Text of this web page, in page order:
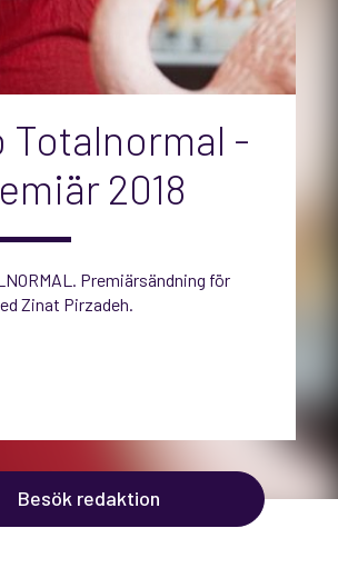
Totalnormal -
2018
Premiärsändning för
Zinat Pirzadeh.
Besök redaktion